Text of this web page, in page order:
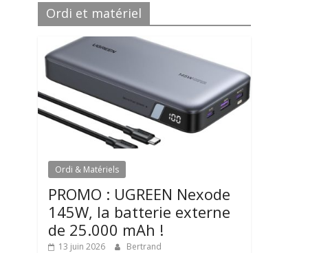
Ordi et matériel
Ordi & Matériels
PROMO : UGREEN Nexode
145W, la batterie externe
de 25.000 mAh !
13 juin 2026 Bertrand